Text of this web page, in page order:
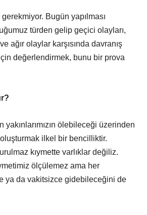
Bugün yapılması
türden gelip geçici olayları,
ağır olaylar karşısında davranış
değerlendirmek, bunu bir prova
yakınlarımızın ölebileceği üzerinden
oluşturmak ilkel bir bencilliktir.
kıymette varlıklar değiliz.
ölçülemez ama her
ya da vakitsizce gidebileceğini de